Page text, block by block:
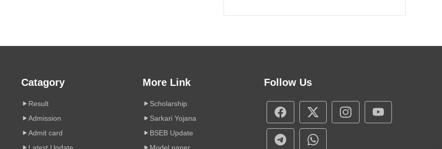
Catagory
Result
Admission
Admit card
Latest Update
More Link
Scholarship
Sarkari Yojana
BSEB Update
Model paper
Follow Us